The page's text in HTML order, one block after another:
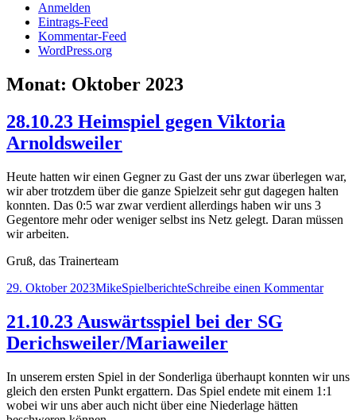
Anmelden
Eintrags-Feed
Kommentar-Feed
WordPress.org
Monat: Oktober 2023
28.10.23 Heimspiel gegen Viktoria
Arnoldsweiler
Heute hatten wir einen Gegner zu Gast der uns zwar überlegen war,
wir aber trotzdem über die ganze Spielzeit sehr gut dagegen halten
konnten. Das 0:5 war zwar verdient allerdings haben wir uns 3
Gegentore mehr oder weniger selbst ins Netz gelegt. Daran müssen
wir arbeiten.
Gruß, das Trainerteam
Veröffentlicht
29. Oktober 2023Autor
MikeKategorien
SpielberichteSchreibe einen Kommentarzu
21.10.23 Auswärtsspiel bei der SG
Derichsweiler/Mariaweiler
In unserem ersten Spiel in der Sonderliga überhaupt konnten wir uns
gleich den ersten Punkt ergattern. Das Spiel endete mit einem 1:1
wobei wir uns aber auch nicht über eine Niederlage hätten